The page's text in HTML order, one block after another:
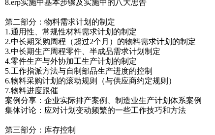
8.erp实施中基本步骤及实施中的八大忠告
第二部分：物料需求计划的制定
1.通用性、常规性材料需求计划的制定
2.中长期采购周程（超过2个月）的物料需求计划的制定
3.中长期生产周程零件、半成品需求计划制定
4.零件生产与外协加工生产计划的制定
5.工作指派方法与自制部品生产进度的控制
6.物料采购计划的滚动规则（与供应商约定规则）
7.物料进度跟催
案例分享：企业实际排产案例、制造业生产计划体系案例
集体讨论：应对计划变动频繁的一些工作技巧和方法
第三部分：库存控制